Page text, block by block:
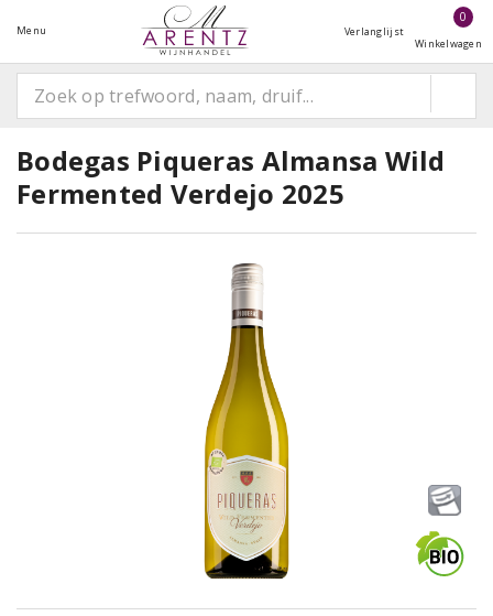
Menu Verlanglijst
0
Winkelwagen
Bodegas Piqueras Almansa Wild
Fermented Verdejo 2025